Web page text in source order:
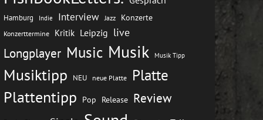
Hamburg Indie Interview Jazz Konzerte
Konzerttermine Kritik Leipzig live
Longplayer Music Musik Musik Tipp
Musiktipp NEU neue Platte Platte
Plattentipp Pop Release Review